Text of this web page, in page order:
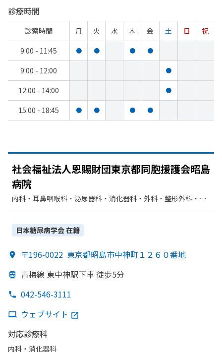
診療時間
診察時間 月 火 水 木 金 土 日
祝
9:00 - 11:45
● ● ● ●
9:00 - 12:00 ●
12:00 - 14:00 ●
15:00 - 18:45 ● ● ● ●
社会福祉法人恩賜財団東京都同胞援護会昭島
病院
内科・​耳鼻咽喉科・​泌尿器科・​消化器科・​外科・​整形外科・​神
日本糖尿病学会在籍
〒196-0022 東京都昭島市中神町１２６０番地
青梅線 東中神駅下車 徒歩5分
042-546-3111
ウェブサイト
対応診療科
内科・​消化器科